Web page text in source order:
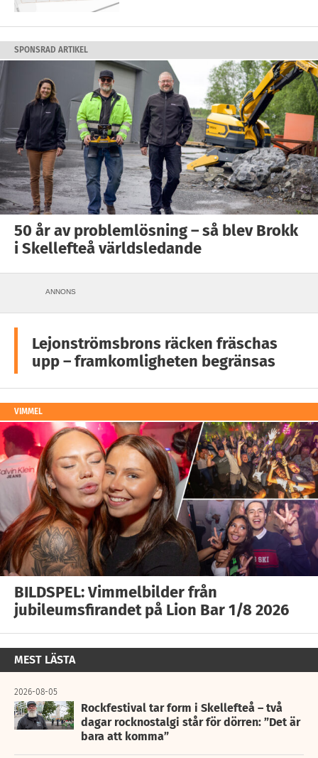
SPONSRAD ARTIKEL
50 år av problemlösning – så blev Brokk
i Skellefteå världsledande
ANNONS
Lejonströmsbrons räcken fräschas
upp – framkomligheten begränsas
VIMMEL
BILDSPEL: Vimmelbilder från
jubileumsfirandet på Lion Bar 1/8 2026
MEST LÄSTA
2026-08-05
Rockfestival tar form i Skellefteå – två
dagar rocknostalgi står för dörren: ”Det är
bara att komma”